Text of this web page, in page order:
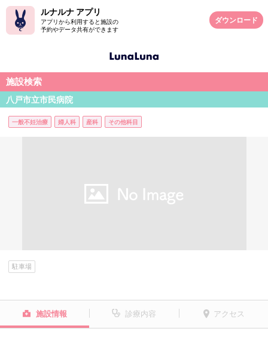
ルナルナ アプリ
アプリから利用すると施設の
予約やデータ共有ができます
ダウンロード
施設検索
八戸市立市民病院
一般不妊治療 婦人科 産科 その他科目
駐車場
施設情報 診療内容 アクセス